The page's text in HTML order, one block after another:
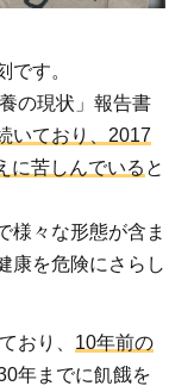
です。
の現状」報告書
いており、2017
に苦しんでいる と
様々な形態が含ま
康を危険にさらし
おり、 10年前の
年までに飢餓を